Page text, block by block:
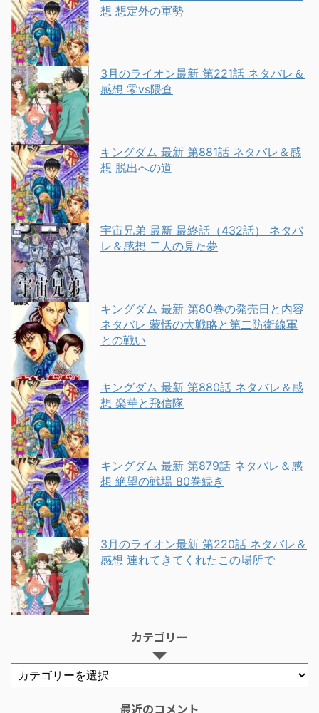
想 想定外の軍勢
3月のライオン最新 第221話 ネタバレ＆
感想 零vs隈倉
キングダム 最新 第881話 ネタバレ＆感
想 脱出への道
宇宙兄弟 最新 最終話（432話） ネタバ
レ＆感想 二人の見た夢
キングダム 最新 第80巻の発売日と内容
ネタバレ 蒙恬の大戦略と第二防衛線軍
との戦い
キングダム 最新 第880話 ネタバレ＆感
想 楽華と飛信隊
キングダム 最新 第879話 ネタバレ＆感
想 絶望の戦場 80巻続き
3月のライオン最新 第220話 ネタバレ＆
感想 連れてきてくれたこの場所で
カテゴリー
最近のコメント